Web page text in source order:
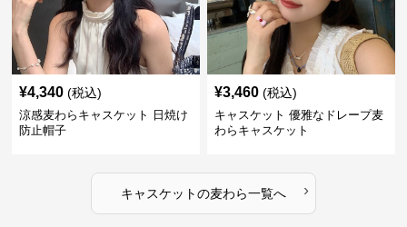
¥4,340 (税込)
涼感麦わらキャスケット 日焼け
防止帽子
¥3,460 (税込)
キャスケット 優雅なドレープ麦
わらキャスケット
キャスケットの麦わら一覧へ ›